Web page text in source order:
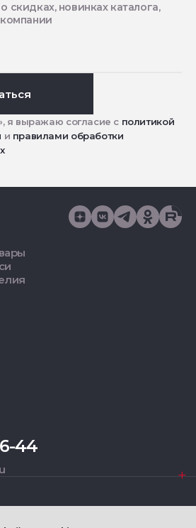
скидках, новинках каталога,
я выражаю согласие с политикой
и правилами обработки
44